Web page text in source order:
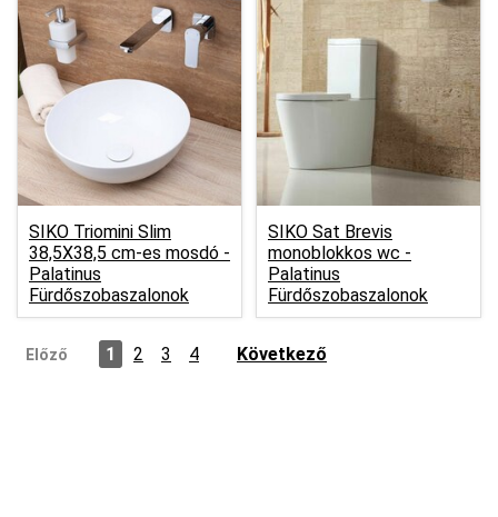
SIKO Triomini Slim
38,5X38,5 cm-es mosdó -
Palatinus
Fürdőszobaszalonok
SIKO Sat Brevis
monoblokkos wc -
Palatinus
Fürdőszobaszalonok
Előző 1 2 3 4 Következő